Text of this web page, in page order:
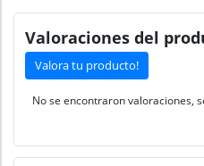
Valoraciones del
Valora tu producto!
No se encontraron valoraciones,